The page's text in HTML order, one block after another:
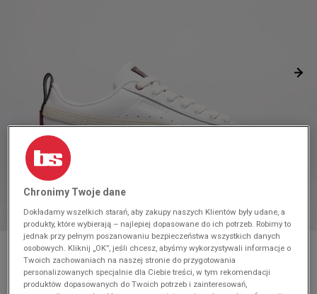
* Zdjęcie poglądowe
PUMA MAYZE LUXE WNS
Chronimy Twoje dane
Dokładamy wszelkich starań, aby zakupy naszych Klientów były udane, a
produkty, które wybierają – najlepiej dopasowane do ich potrzeb. Robimy to
jednak przy pełnym poszanowaniu bezpieczeństwa wszystkich danych
osobowych. Kliknij „OK”, jeśli chcesz, abyśmy wykorzystywali informacje o
Twoich zachowaniach na naszej stronie do przygotowania
personalizowanych specjalnie dla Ciebie treści, w tym rekomendacji
produktów dopasowanych do Twoich potrzeb i zainteresowań,